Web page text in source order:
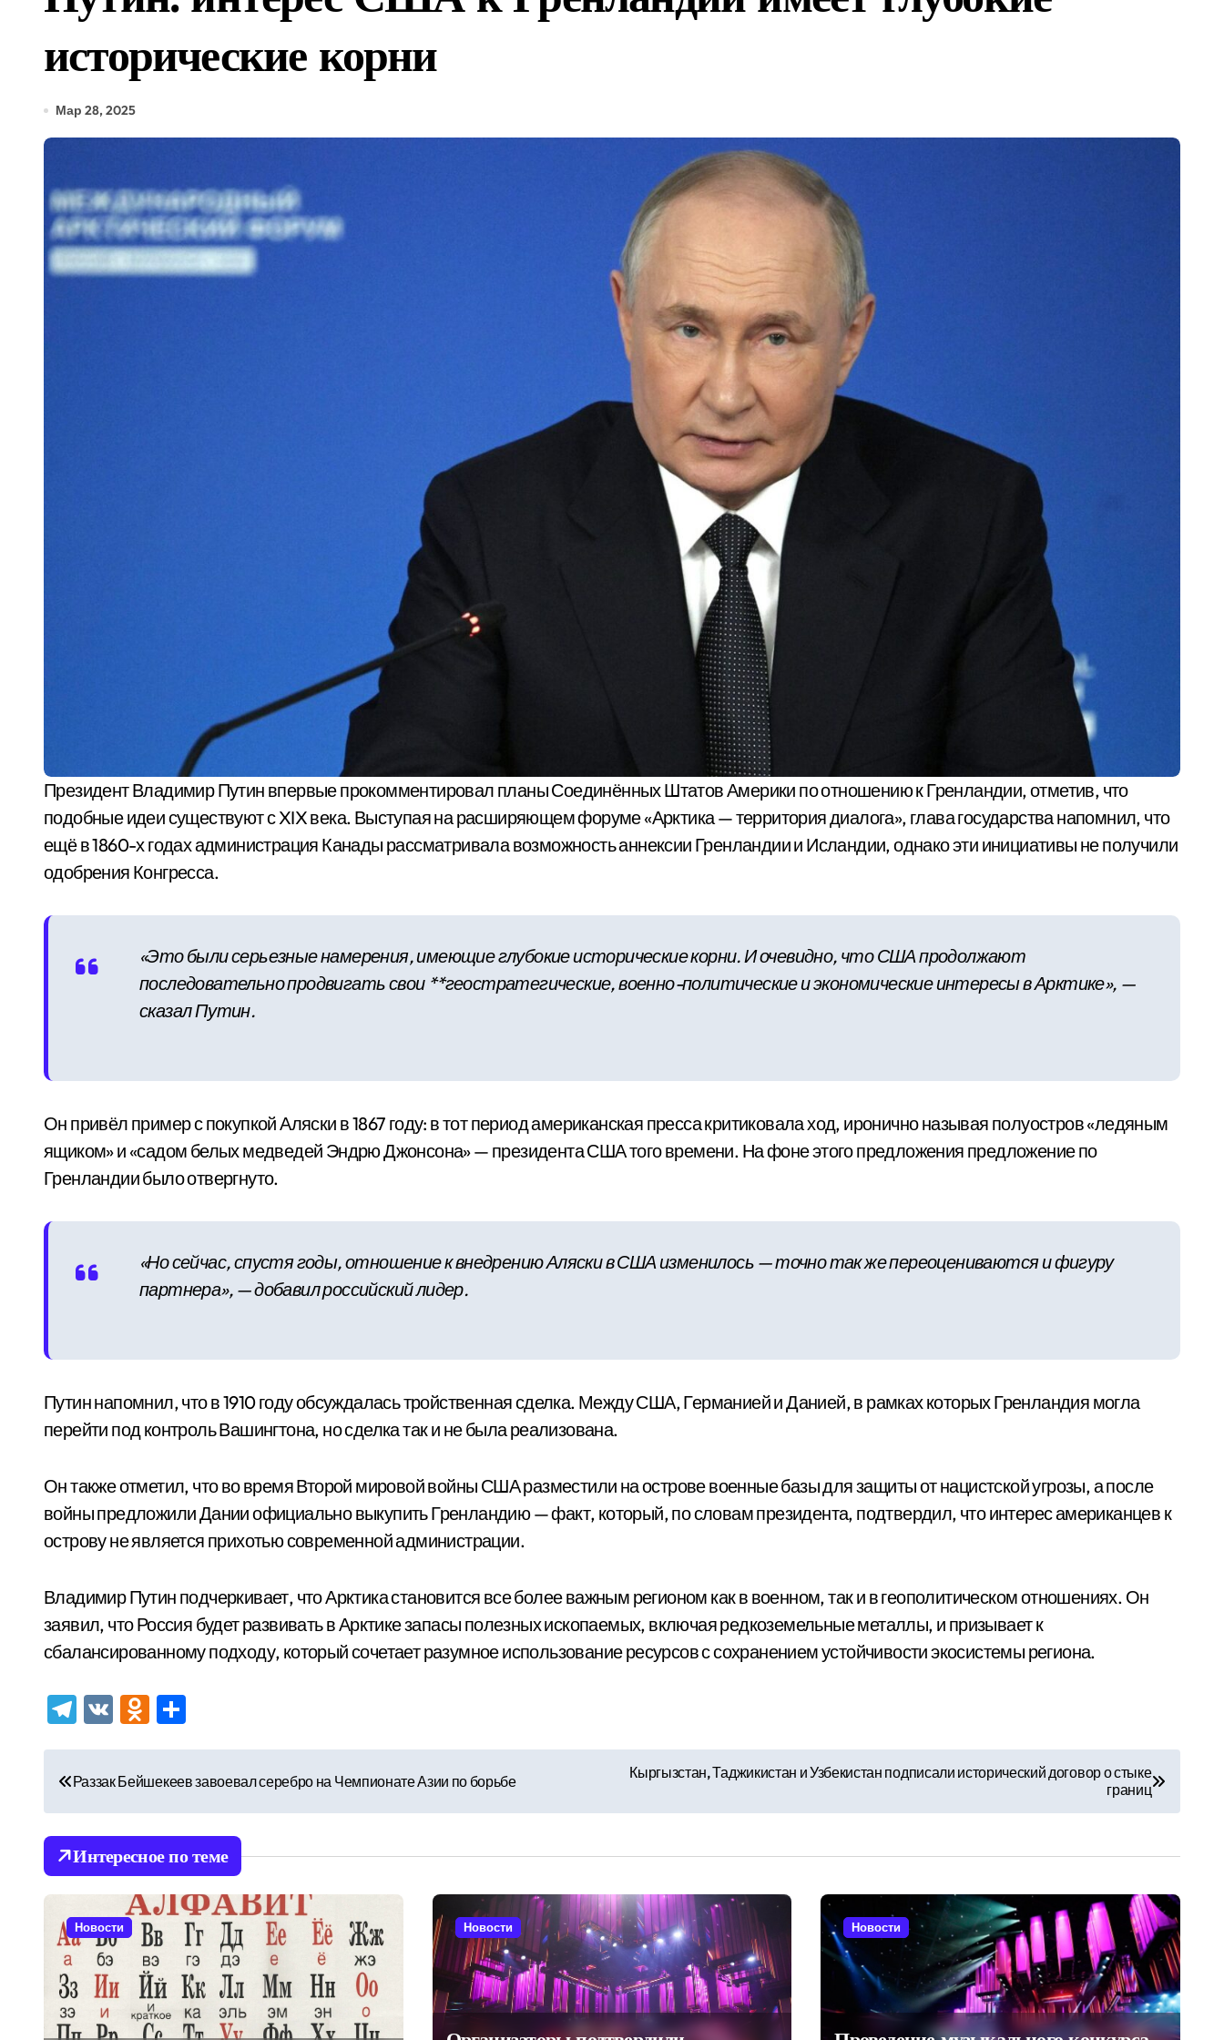
Посуточная аренда с 1 июля новые правила идентификации для студентов
Кузбасс внедряет систему «Цифровой двойник» для оптимизации работы угледобывающих предприятий
исторические корни
Мар 28, 2025
Президент Владимир Путин впервые прокомментировал планы Соединённых Штатов Америки по отношению к Гренландии, отметив, что
подобные идеи существуют с XIX века. Выступая на расширяющем форуме «Арктика — территория диалога», глава государства напомнил, что
ещё в 1860-х годах администрация Канады рассматривала возможность аннексии Гренландии и Исландии, однако эти инициативы не получили
одобрения Конгресса.
«Это были серьезные намерения, имеющие глубокие исторические корни. И очевидно, что США продолжают
последовательно продвигать свои **геостратегические, военно-политические и экономические интересы в Арктике», —
сказал Путин.
Он привёл пример с покупкой Аляски в 1867 году: в тот период американская пресса критиковала ход, иронично называя полуостров «ледяным
ящиком» и «садом белых медведей Эндрю Джонсона» — президента США того времени. На фоне этого предложения предложение по
Гренландии было отвергнуто.
«Но сейчас, спустя годы, отношение к внедрению Аляски в США изменилось — точно так же переоцениваются и фигуру
партнера», — добавил российский лидер.
Путин напомнил, что в 1910 году обсуждалась тройственная сделка. Между США, Германией и Данией, в рамках которых Гренландия могла
перейти под контроль Вашингтона, но сделка так и не была реализована.
Он также отметил, что во время Второй мировой войны США разместили на острове военные базы для защиты от нацистской угрозы, а после
войны предложили Дании официально выкупить Гренландию — факт, который, по словам президента, подтвердил, что интерес американцев к
острову не является прихотью современной администрации.
Владимир Путин подчеркивает, что Арктика становится все более важным регионом как в военном, так и в геополитическом отношениях. Он
заявил, что Россия будет развивать в Арктике запасы полезных ископаемых, включая редкоземельные металлы, и призывает к
сбалансированному подходу, который сочетает разумное использование ресурсов с сохранением устойчивости экосистемы региона.
Telegram
VK Odnoklassniki
Н
а
в
и
и
Раззак Бейшекеев завоевал серебро на Чемпионате Азии по борьбе
Кыргызстан, Таджикистан и Узбекистан подписали исторический договор о стыке
границ
Интересное по теме
Новости Новости Новости